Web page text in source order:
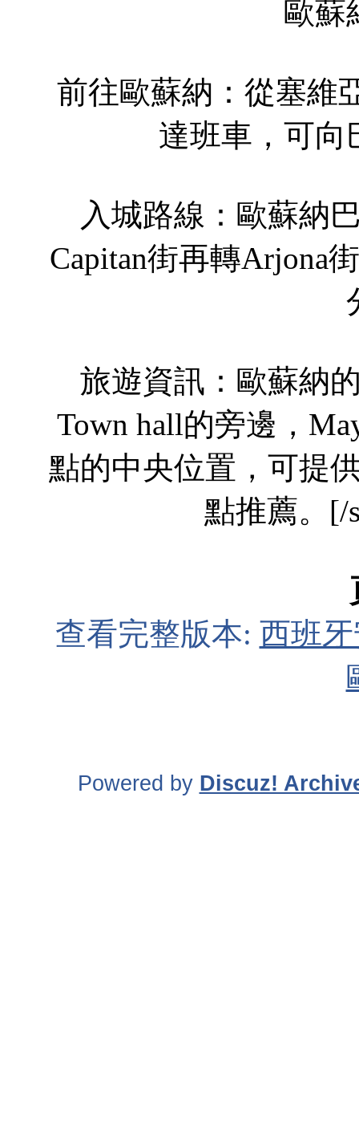
歐蘇
前往歐蘇納：從塞維
達班車，可向
入城路線：歐蘇納
Capitan街再轉Arjona
旅遊資訊：歐蘇納
Town hall的旁邊，
點的中央位置，可提
點推薦。[/
查看完整版本: 西班
Powered by Discuz!